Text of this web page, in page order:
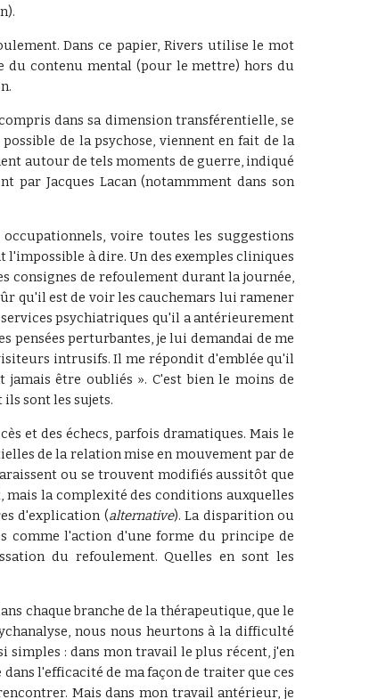
Dans ce papier, Rivers utilise le mot
du contenu mental (pour le mettre) hors du
dans sa dimension transférentielle, se
de la psychose, viennent en fait de la
autour de tels moments de guerre, indiqué
Jacques Lacan (notammment dans son
voire toutes les suggestions
à dire. Un des exemples cliniques
consignes de refoulement durant la journée,
qu'il est de voir les cauchemars lui ramener
psychiatriques qu'il a antérieurement
pensées perturbantes, je lui demandai de me
intrusifs. Il me répondit d'emblée qu'il
être oubliés ». C'est bien le moins de
sont les sujets.
et des échecs, parfois dramatiques. Mais le
de la relation mise en mouvement par de
ou se trouvent modifiés aussitôt que
la complexité des conditions auxquelles
d'explication (alternative). La disparition ou
comme l'action d'une forme du principe de
du refoulement. Quelles en sont les
chaque branche de la thérapeutique, que le
nous nous heurtons à la difficulté
simples : dans mon travail le plus récent, j'en
l'efficacité de ma façon de traiter que ces
Mais dans mon travail antérieur, je